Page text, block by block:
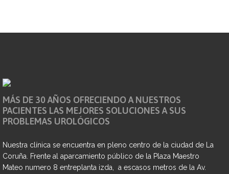
MÁS DE 30 AÑOS OFRECIENDO A NUESTROS
PACIENTES LAS MEJORES SOLUCIONES A SUS
PROBLEMAS UROLÓGICOS
Nuestra clínica se encuentra en pleno centro de la ciudad de La
Coruña. Frente al aparcamiento público de la Plaza Maestro
Mateo numero 8 entreplanta izda, a escasos metros de la Av.